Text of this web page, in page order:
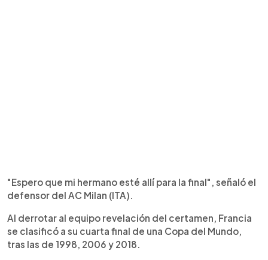
"Espero que mi hermano esté allí para la final", señaló el
defensor del AC Milan (ITA).
Al derrotar al equipo revelación del certamen, Francia
se clasificó a su cuarta final de una Copa del Mundo,
tras las de 1998, 2006 y 2018.